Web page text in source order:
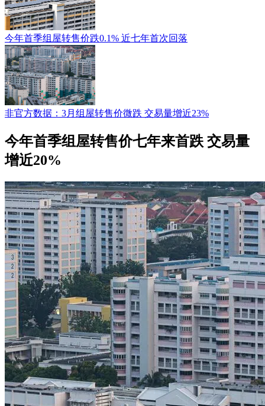
今年首季组屋转售价跌0.1% 近七年首次回落
非官方数据：3月组屋转售价微跌 交易量增近23%
今年首季组屋转售价七年来首跌 交易量
增近20%